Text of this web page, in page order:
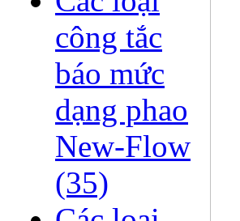
công tắc
báo mức
dạng phao
New-Flow
(35)